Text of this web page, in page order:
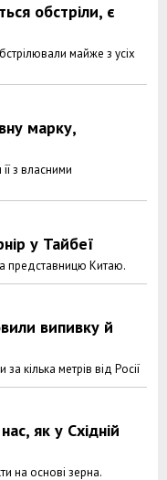
обстріли, є
майже з усіх
марку,
з власними
у Тайбеї
представницю Китаю.
випивку й
кілька метрів від Росії
як у Східній
на основі зерна.